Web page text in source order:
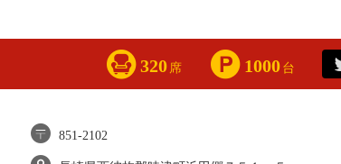
320 席 1000 台
851-2102